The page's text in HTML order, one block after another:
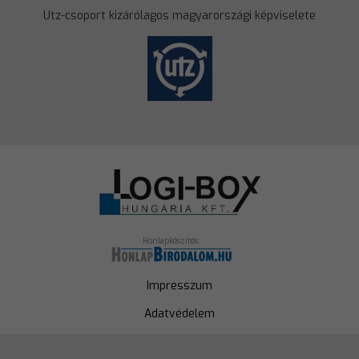
Utz-csoport kizárólagos magyarországi képviselete
Honlapkészítés:
Impresszum
Adatvédelem